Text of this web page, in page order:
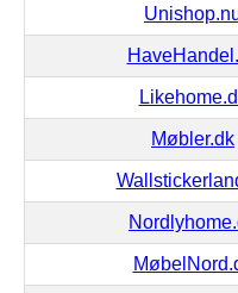
Møbler.dk